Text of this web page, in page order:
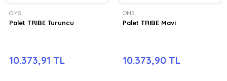
OMS
Palet TRIBE Turuncu
10.373,91 TL
OMS
Palet TRIBE Mavi
10.373,90 TL